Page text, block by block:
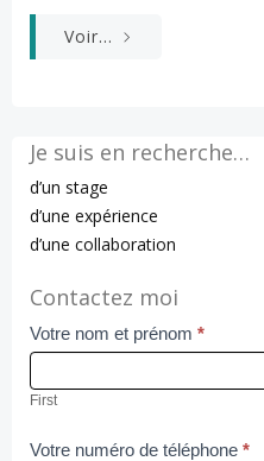
Voir...
Je suis en recherche…
d’un stage
d’une expérience
d’une collaboration
Contactez moi
Contact
Votre nom et prénom *
First
Votre numéro de téléphone *